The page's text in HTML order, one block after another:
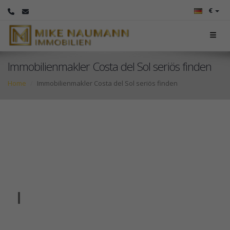
€
Immobilienmakler Costa del Sol seriös finden
Home Immobilienmakler Costa del Sol seriös finden